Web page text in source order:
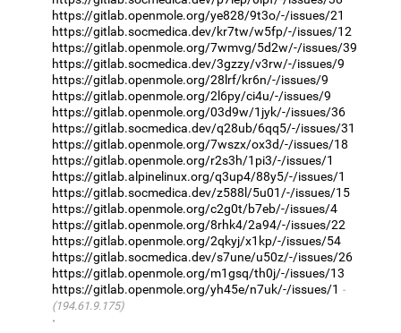
https://gitlab.openmole.org/ye828/9t3o/-/issues/21
https://gitlab.socmedica.dev/kr7tw/w5fp/-/issues/12
https://gitlab.openmole.org/7wmvg/5d2w/-/issues/39
https://gitlab.socmedica.dev/3gzzy/v3rw/-/issues/9
https://gitlab.openmole.org/28lrf/kr6n/-/issues/9
https://gitlab.openmole.org/2l6py/ci4u/-/issues/9
https://gitlab.openmole.org/03d9w/1jyk/-/issues/36
https://gitlab.socmedica.dev/q28ub/6qq5/-/issues/31
https://gitlab.openmole.org/7wszx/ox3d/-/issues/18
https://gitlab.openmole.org/r2s3h/1pi3/-/issues/1
https://gitlab.alpinelinux.org/q3up4/88y5/-/issues/1
https://gitlab.socmedica.dev/z588l/5u01/-/issues/15
https://gitlab.openmole.org/c2g0t/b7eb/-/issues/4
https://gitlab.openmole.org/8rhk4/2a94/-/issues/22
https://gitlab.openmole.org/2qkyj/x1kp/-/issues/54
https://gitlab.socmedica.dev/s7une/u50z/-/issues/26
https://gitlab.openmole.org/m1gsq/th0j/-/issues/13
https://gitlab.openmole.org/yh45e/n7uk/-/issues/1
(194.61.9.175)
·